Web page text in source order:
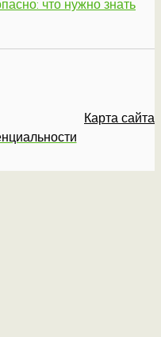
что нужно знать
Карта сайта